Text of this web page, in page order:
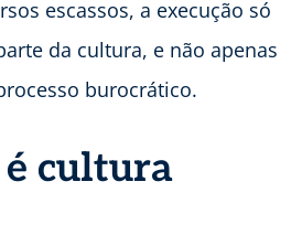
escassos, a execução só
da cultura, e não apenas
burocrático.
é cultura